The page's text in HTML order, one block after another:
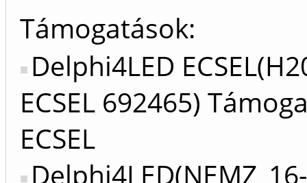
Támogatások:
Delphi4LED
ECSEL 692465)
ECSEL